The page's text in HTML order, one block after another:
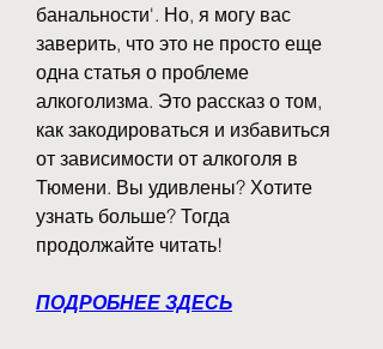
банальности'. Но, я могу вас
заверить, что это не просто еще
одна статья о проблеме
алкоголизма. Это рассказ о том,
как закодироваться и избавиться
от зависимости от алкоголя в
Тюмени. Вы удивлены? Хотите
узнать больше? Тогда
продолжайте читать!
ПОДРОБНЕЕ ЗДЕСЬ